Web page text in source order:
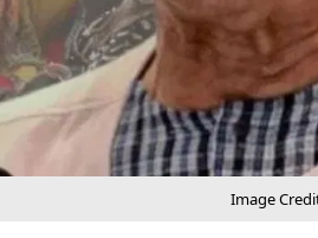
Image